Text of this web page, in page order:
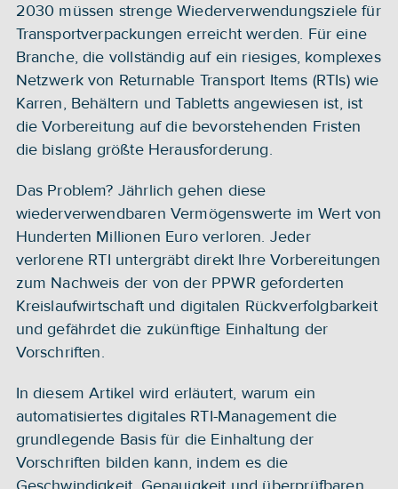
2030 müssen strenge Wiederverwendungsziele für
Transportverpackungen erreicht werden. Für eine
Branche, die vollständig auf ein riesiges, komplexes
Netzwerk von Returnable Transport Items (RTIs) wie
Karren, Behältern und Tabletts angewiesen ist, ist
die Vorbereitung auf die bevorstehenden Fristen
die bislang größte Herausforderung.
Das Problem? Jährlich gehen diese
wiederverwendbaren Vermögenswerte im Wert von
Hunderten Millionen Euro verloren. Jeder
verlorene RTI untergräbt direkt Ihre Vorbereitungen
zum Nachweis der von der PPWR geforderten
Kreislaufwirtschaft und digitalen Rückverfolgbarkeit
und gefährdet die zukünftige Einhaltung der
Vorschriften.
In diesem Artikel wird erläutert, warum ein
automatisiertes digitales RTI-Management die
grundlegende Basis für die Einhaltung der
Vorschriften bilden kann, indem es die